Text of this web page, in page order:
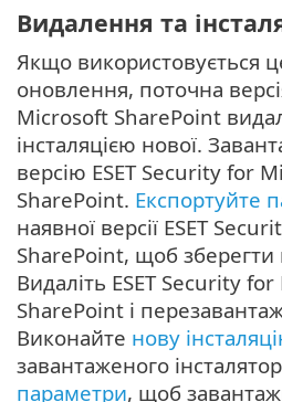
Видалення та
Якщо використовується
оновлення, поточна
Microsoft SharePoint
інсталяцією нової.
версію ESET Security for
SharePoint. Експортуйте
наявної версії ESET
SharePoint, щоб зберегти
Видаліть ESET Security
SharePoint і
Виконайте нову
завантаженого
параметри, щоб